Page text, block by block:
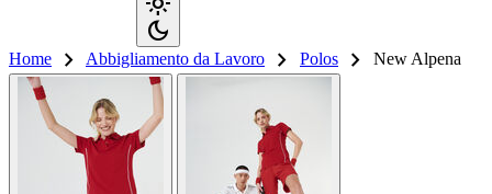
dark_mode
Home chevron_right Abbigliamento da Lavoro chevron_right Polos chevron_right New Alpena